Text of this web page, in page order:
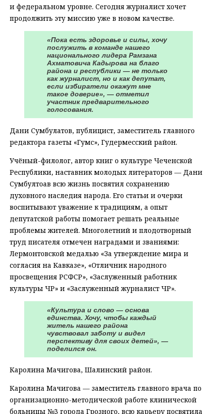
и федеральном уровне. Сегодня журналист хочет
продолжить эту миссию уже в новом качестве.
«Пока есть здоровье и силы, хочу
послужить в команде нашего
национального лидера Рамзана
Ахматовича Кадырова на благо
района и республики — не только
как журналист, но и как депутат,
если избиратели окажут мне
такое доверие», — отметил
участник предварительного
голосования.
Дани Сумбулатов, публицист, заместитель главного
редактора газеты «Гумс», Гудермесский район.
Учёный-филолог, автор книг о культуре Чеченской
Республики, наставник молодых литераторов — Дани
Сумбултоав всю жизнь посвятил сохранению
духовного наследия народа. Его статьи и очерки
воспитывают уважение к традициям, а опыт
депутатской работы помогает решать реальные
проблемы жителей. Многолетний и плодотворный
труд писателя отмечен наградами и званиями:
Лермонтовской медалью «За утверждение мира и
согласия на Кавказе», «Отличник народного
просвещения РСФСР», «Заслуженный работник
культуры ЧР» и «Заслуженный журналист ЧР».
«Культура и слово — основа
единства. Хочу, чтобы каждый
житель нашего района
чувствовал заботу и видел
перспективу для своих детей», —
поделился он.
Каролина Мачигова, Шалинский район.
Каролина Мачигова — заместитель главного врача по
организационно-методической работе клинической
больницы №3 города Грозного, всю карьеру посвятила